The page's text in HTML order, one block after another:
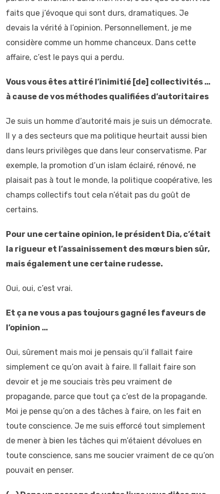
faits que j’évoque qui sont durs, dramatiques. Je
devais la vérité à l’opinion. Personnellement, je me
considère comme un homme chanceux. Dans cette
affaire, c’est le pays qui a perdu.
Vous vous êtes attiré l’inimitié [de] collectivités …
à cause de vos méthodes qualifiées d’autoritaires
Je suis un homme d’autorité mais je suis un démocrate.
Il y a des secteurs que ma politique heurtait aussi bien
dans leurs privilèges que dans leur conservatisme. Par
exemple, la promotion d’un islam éclairé, rénové, ne
plaisait pas à tout le monde, la politique coopérative, les
champs collectifs tout cela n’était pas du goût de
certains.
Pour une certaine opinion, le président Dia, c’était
la rigueur et l’assainissement des mœurs bien sûr,
mais également une certaine rudesse.
Oui, oui, c’est vrai.
Et ça ne vous a pas toujours gagné les faveurs de
l’opinion …
Oui, sûrement mais moi je pensais qu’il fallait faire
simplement ce qu’on avait à faire. Il fallait faire son
devoir et je me souciais très peu vraiment de
propagande, parce que tout ça c’est de la propagande.
Moi je pense qu’on a des tâches à faire, on les fait en
toute conscience. Je me suis efforcé tout simplement
de mener à bien les tâches qui m’étaient dévolues en
toute conscience, sans me soucier vraiment de ce qu’on
pouvait en penser.